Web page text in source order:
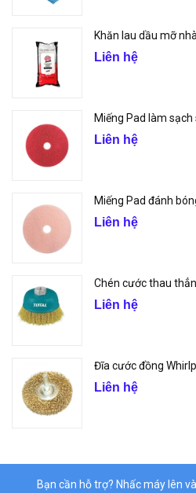
Khăn lau dầu mỡ
Liên hệ
Miếng Pad làm
Liên hệ
Miếng Pad đánh
Liên hệ
Chén cước thau
Liên hệ
Đĩa cước đồng
Liên hệ
Bạn cần hỗ trợ? Nhấc máy lên